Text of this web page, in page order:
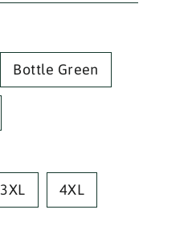
Bottle Green
3XL 4XL